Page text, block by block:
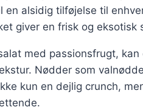
en alsidig tilføjelse til
giver en frisk og eksotisk
med passionsfrugt,
Nødder som
kun en dejlig crunch,